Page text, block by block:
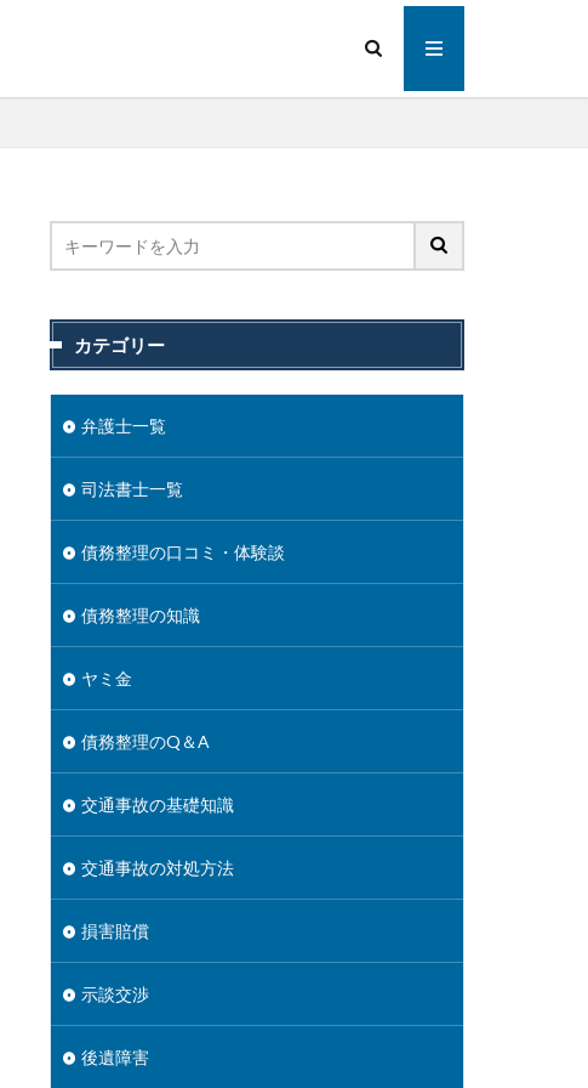
カテゴリー
弁護士一覧
司法書士一覧
債務整理の口コミ・体験談
債務整理の知識
ヤミ金
債務整理のQ＆A
交通事故の基礎知識
交通事故の対処方法
損害賠償
示談交渉
後遺障害